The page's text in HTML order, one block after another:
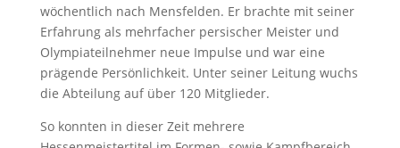
wöchentlich nach Mensfelden. Er brachte mit seiner
Erfahrung als mehrfacher persischer Meister und
Olympiateilnehmer neue Impulse und war eine
prägende Persönlichkeit. Unter seiner Leitung wuchs
die Abteilung auf über 120 Mitglieder.
So konnten in dieser Zeit mehrere